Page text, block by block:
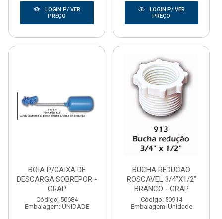
LOGIN P/ VER
PREÇO
LOGIN P/ VER
PREÇO
BOIA P/CAIXA DE
DESCARGA SOBREPOR -
GRAP
Código: 50684
Embalagem: UNIDADE
BUCHA REDUCAO
ROSCAVEL 3/4”X1/2”
BRANCO - GRAP
Código: 50914
Embalagem: Unidade